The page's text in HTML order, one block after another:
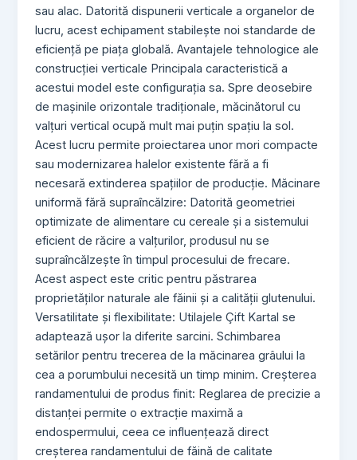
sau alac. Datorită dispunerii verticale a organelor de
lucru, acest echipament stabilește noi standarde de
eficiență pe piața globală. Avantajele tehnologice ale
construcției verticale Principala caracteristică a
acestui model este configurația sa. Spre deosebire
de mașinile orizontale tradiționale, măcinătorul cu
valțuri vertical ocupă mult mai puțin spațiu la sol.
Acest lucru permite proiectarea unor mori compacte
sau modernizarea halelor existente fără a fi
necesară extinderea spațiilor de producție. Măcinare
uniformă fără supraîncălzire: Datorită geometriei
optimizate de alimentare cu cereale și a sistemului
eficient de răcire a valțurilor, produsul nu se
supraîncălzește în timpul procesului de frecare.
Acest aspect este critic pentru păstrarea
proprietăților naturale ale făinii și a calității glutenului.
Versatilitate și flexibilitate: Utilajele Çift Kartal se
adaptează ușor la diferite sarcini. Schimbarea
setărilor pentru trecerea de la măcinarea grâului la
cea a porumbului necesită un timp minim. Creșterea
randamentului de produs finit: Reglarea de precizie a
distanței permite o extracție maximă a
endospermului, ceea ce influențează direct
creșterea randamentului de făină de calitate